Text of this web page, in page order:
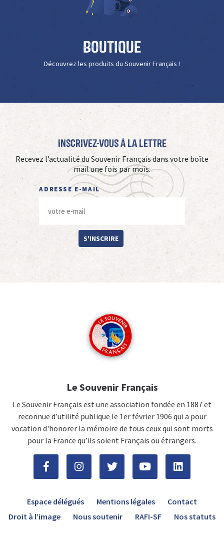
Boutique
Découvrez les produits du Souvenir Français !
Inscrivez-vous à La Lettre
Recevez l’actualité du Souvenir Français dans votre boîte
mail une fois par mois.
ADRESSE E-MAIL
S'INSCRIRE
Le Souvenir Français
Le Souvenir Français est une association fondée en 1887 et
reconnue d’utilité publique le 1er février 1906 qui a pour
vocation d'honorer la mémoire de tous ceux qui sont morts
pour la France qu’ils soient Français ou étrangers.
Espace délégués Mentions légales
Contact
Droit à l’image
Nous soutenir RAFI-SF Nos statuts